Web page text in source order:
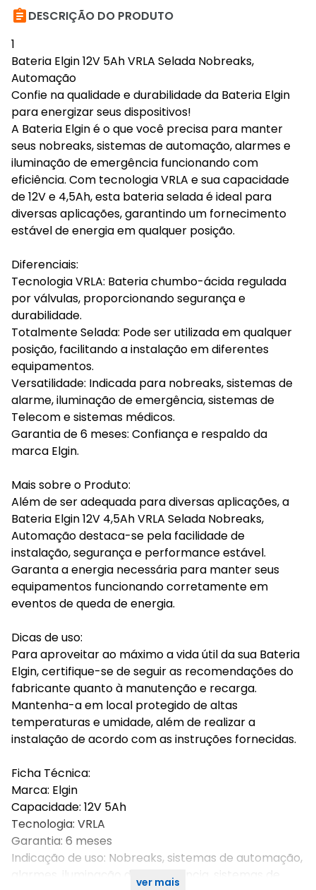
DESCRIÇÃO DO PRODUTO
1
Bateria Elgin 12V 5Ah VRLA Selada Nobreaks,
Automação
Confie na qualidade e durabilidade da Bateria Elgin
para energizar seus dispositivos!
A Bateria Elgin é o que você precisa para manter
seus nobreaks, sistemas de automação, alarmes e
iluminação de emergência funcionando com
eficiência. Com tecnologia VRLA e sua capacidade
de 12V e 4,5Ah, esta bateria selada é ideal para
diversas aplicações, garantindo um fornecimento
estável de energia em qualquer posição.
Diferenciais:
Tecnologia VRLA: Bateria chumbo-ácida regulada
por válvulas, proporcionando segurança e
durabilidade.
Totalmente Selada: Pode ser utilizada em qualquer
posição, facilitando a instalação em diferentes
equipamentos.
Versatilidade: Indicada para nobreaks, sistemas de
alarme, iluminação de emergência, sistemas de
Telecom e sistemas médicos.
Garantia de 6 meses: Confiança e respaldo da
marca Elgin.
Mais sobre o Produto:
Além de ser adequada para diversas aplicações, a
Bateria Elgin 12V 4,5Ah VRLA Selada Nobreaks,
Automação destaca-se pela facilidade de
instalação, segurança e performance estável.
Garanta a energia necessária para manter seus
equipamentos funcionando corretamente em
eventos de queda de energia.
Dicas de uso:
Para aproveitar ao máximo a vida útil da sua Bateria
Elgin, certifique-se de seguir as recomendações do
fabricante quanto à manutenção e recarga.
Mantenha-a em local protegido de altas
temperaturas e umidade, além de realizar a
instalação de acordo com as instruções fornecidas.
Ficha Técnica:
Marca: Elgin
Capacidade: 12V 5Ah
Tecnologia: VRLA
Garantia: 6 meses
Indicação de uso: Nobreaks, sistemas de automação,
alarmes, iluminação de emergência, sistemas de
ver mais